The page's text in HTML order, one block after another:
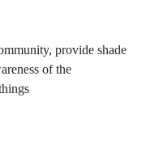
provide shade
of the